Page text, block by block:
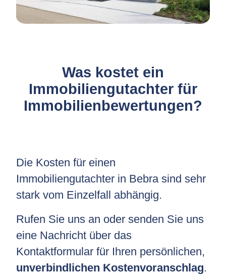
Was kostet ein
Immobiliengutachter für
Immobilienbewertungen?
Die Kosten für einen
Immobiliengutachter in Bebra sind sehr
stark vom Einzelfall abhängig.
Rufen Sie uns an oder senden Sie uns
eine Nachricht über das
Kontaktformular für Ihren persönlichen,
unverbindlichen Kostenvoranschlag.